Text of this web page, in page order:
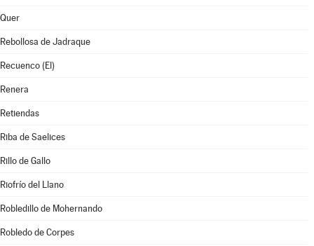
Quer
Rebollosa de Jadraque
Recuenco (El)
Renera
Retiendas
Riba de Saelices
Rillo de Gallo
Riofrío del Llano
Robledillo de Mohernando
Robledo de Corpes